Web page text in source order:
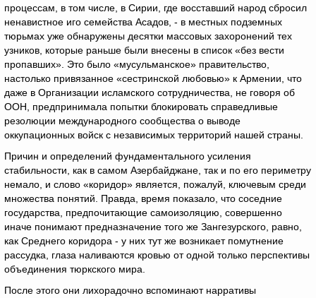
процессам, в том числе, в Сирии, где восставший народ сбросил
ненавистное иго семейства Асадов, - в местных подземных
тюрьмах уже обнаружены десятки массовых захоронений тех
узников, которые раньше были внесены в список «без вести
пропавших». Это было «мусульманское» правительство,
настолько привязанное «сестринской любовью» к Армении, что
даже в Организации исламского сотрудничества, не говоря об
ООН, предпринимала попытки блокировать справедливые
резолюции международного сообщества о выводе
оккупационных войск с независимых территорий нашей страны.
Причин и определений фундаментального усиления
стабильности, как в самом Азербайджане, так и по его периметру
немало, и слово «коридор» является, пожалуй, ключевым среди
множества понятий. Правда, время показало, что соседние
государства, предпочитающие самоизоляцию, совершенно
иначе понимают предназначение того же Зангезурского, равно,
как Среднего коридора - у них тут же возникает помутнение
рассудка, глаза наливаются кровью от одной только перспективы
объединения тюркского мира.
После этого они лихорадочно вспоминают нарративы